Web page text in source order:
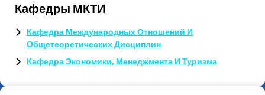
Кафедры МКТИ
Кафедра Международных Отношений И
Общетеоретических Дисциплин
Кафедра Экономики, Менеджмента И Туризма